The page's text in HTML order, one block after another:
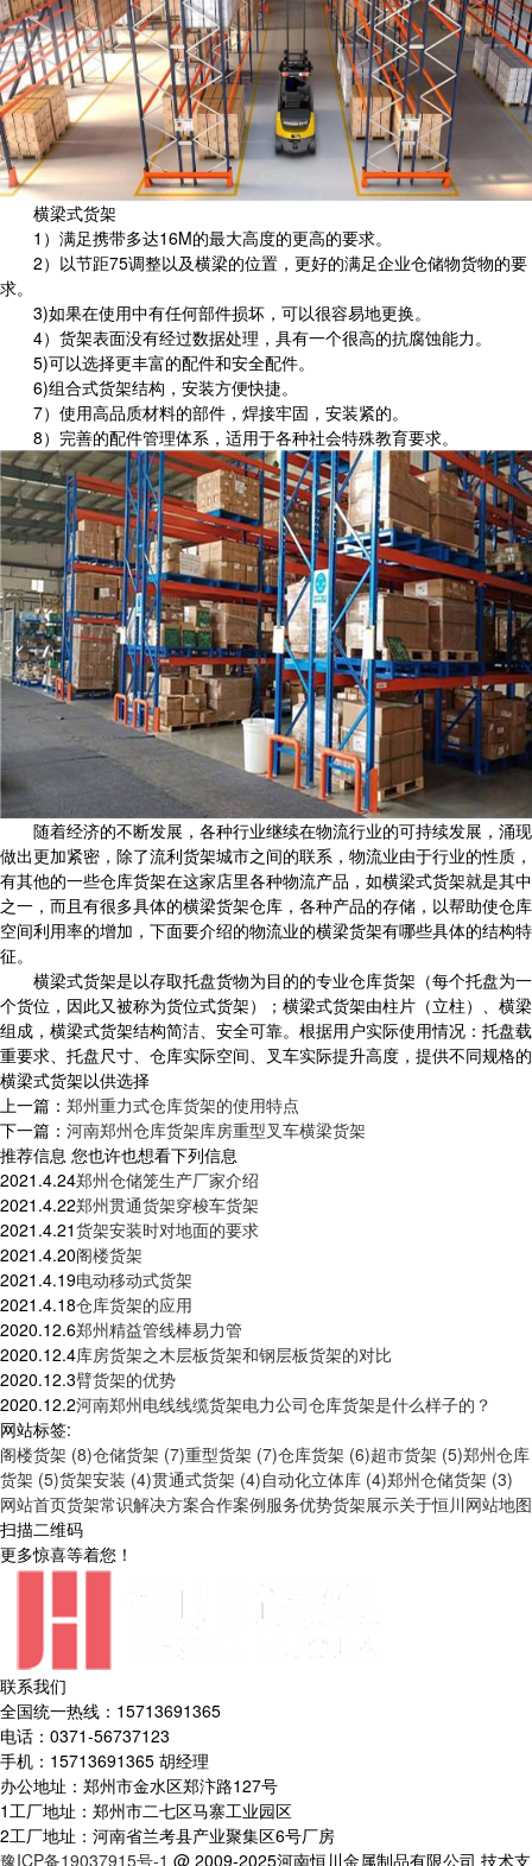
横梁式货架
1）满足携带多达16M的最大高度的更高的要求。
2）以节距75调整以及横梁的位置，更好的满足企业仓储物货物的要
求。
3)如果在使用中有任何部件损坏，可以很容易地更换。
4）货架表面没有经过数据处理，具有一个很高的抗腐蚀能力。
5)可以选择更丰富的配件和安全配件。
6)组合式货架结构，安装方便快捷。
7）使用高品质材料的部件，焊接牢固，安装紧的。
8）完善的配件管理体系，适用于各种社会特殊教育要求。
随着经济的不断发展，各种行业继续在物流行业的可持续发展，涌现
做出更加紧密，除了流利货架城市之间的联系，物流业由于行业的性质，
有其他的一些仓库货架在这家店里各种物流产品，如横梁式货架就是其中
之一，而且有很多具体的横梁货架仓库，各种产品的存储，以帮助使仓库
空间利用率的增加，下面要介绍的物流业的横梁货架有哪些具体的结构特
征。
横梁式货架是以存取托盘货物为目的的专业仓库货架（每个托盘为一
个货位，因此又被称为货位式货架）；横梁式货架由柱片（立柱）、横梁
组成，横梁式货架结构简洁、安全可靠。根据用户实际使用情况：托盘载
重要求、托盘尺寸、仓库实际空间、叉车实际提升高度，提供不同规格的
横梁式货架以供选择
上一篇： 郑州重力式仓库货架的使用特点
下一篇： 河南郑州仓库货架库房重型叉车横梁货架
推荐信息 您也许也想看下列信息
2021.4.24郑州仓储笼生产厂家介绍
2021.4.22郑州贯通货架穿梭车货架
2021.4.21货架安装时对地面的要求
2021.4.20阁楼货架
2021.4.19电动移动式货架
2021.4.18仓库货架的应用
2020.12.6郑州精益管线棒易力管
2020.12.4库房货架之木层板货架和钢层板货架的对比
2020.12.3臂货架的优势
2020.12.2河南郑州电线线缆货架电力公司仓库货架是什么样子的？
网站标签:
阁楼货架 (8)仓储货架 (7)重型货架 (7)仓库货架 (6)超市货架 (5)郑州仓库
货架 (5)货架安装 (4)贯通式货架 (4)自动化立体库 (4)郑州仓储货架 (3)
网站首页货架常识解决方案合作案例服务优势货架展示关于恒川网站地图
扫描二维码
更多惊喜等着您！
联系我们
全国统一热线：15713691365
电话：0371-56737123
手机：15713691365 胡经理
办公地址：郑州市金水区郑汴路127号
1工厂地址：郑州市二七区马寨工业园区
2工厂地址：河南省兰考县产业聚集区6号厂房
豫ICP备19037915号-1 @ 2009-2025河南恒川金属制品有限公司 技术支